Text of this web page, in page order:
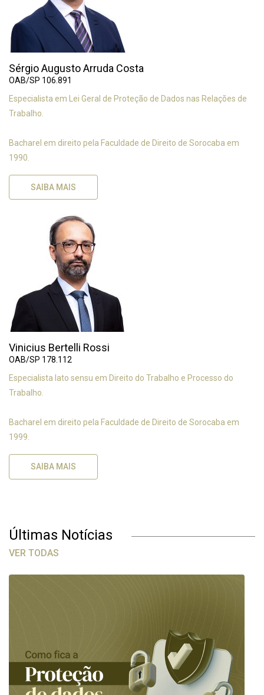
Sérgio Augusto Arruda Costa
OAB/SP 106.891
Especialista em Lei Geral de Proteção de Dados nas Relações de
Trabalho.
Bacharel em direito pela Faculdade de Direito de Sorocaba em
1990.
SAIBA MAIS
Vinicius Bertelli Rossi
OAB/SP 178.112
Especialista lato sensu em Direito do Trabalho e Processo do
Trabalho.
Bacharel em direito pela Faculdade de Direito de Sorocaba em
1999.
SAIBA MAIS
Últimas Notícias
VER TODAS